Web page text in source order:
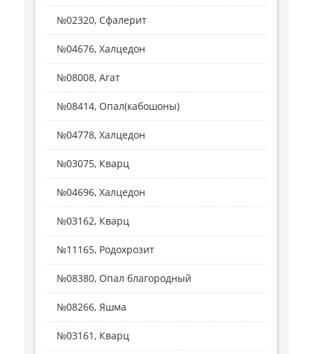
№02320, Сфалерит
№04676, Халцедон
№08008, Агат
№08414, Опал(кабошоны)
№04778, Халцедон
№03075, Кварц
№04696, Халцедон
№03162, Кварц
№11165, Родохрозит
№08380, Опал благородный
№08266, Яшма
№03161, Кварц